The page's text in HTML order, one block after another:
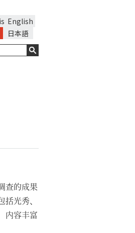
English
日本語
查的成果
光秀、
内容丰富